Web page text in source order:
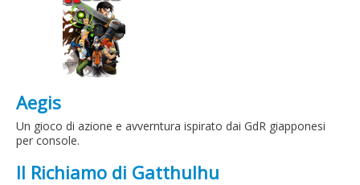
Notizie
Catalogo
Forum
Aegis
Un gioco di azione e avverntura ispirato dai GdR giapponesi
per console.
Il Richiamo di Gatthulhu